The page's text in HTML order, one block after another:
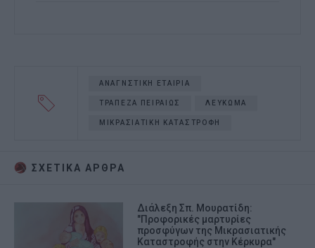
ΑΝΑΓΝΣΤΙΚΗ ΕΤΑΙΡΙΑ
ΤΡΑΠΕΖΑ ΠΕΙΡΑΙΩΣ ΛΕΥΚΩΜΑ
ΜΙΚΡΑΣΙΑΤΙΚΗ ΚΑΤΑΣΤΡΟΦΗ
ΣΧΕΤΙΚA AΡΘΡΑ
Διάλεξη Σπ. Μουρατίδη:
"Προφορικές μαρτυρίες
προσφύγων της Μικρασιατικής
Καταστροφής στην Κέρκυρα"